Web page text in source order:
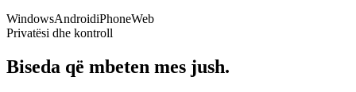
WindowsAndroidiPhoneWeb
Privatësi dhe kontroll
Biseda që mbeten mes jush.